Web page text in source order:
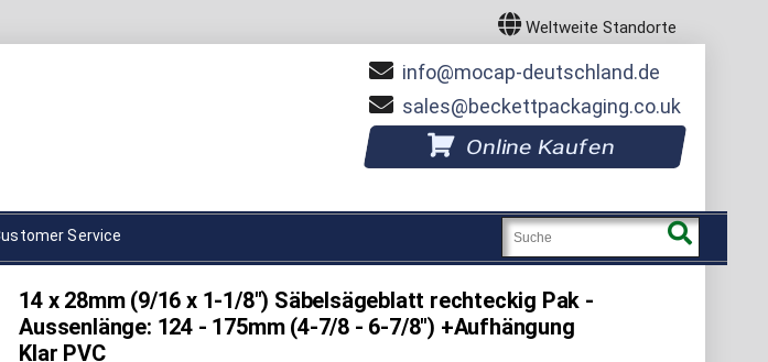
Weltweite Standorte
info
mocap-deutschland.de
sales
beckettpackaging.co.uk
Online Kaufen
14 x 28mm (9/16 x 1-1/8") Säbelsägeblatt rechteckig Pak -
Aussenlänge: 124 - 175mm (4-7/8 - 6-7/8") +Aufhängung
Klar PVC